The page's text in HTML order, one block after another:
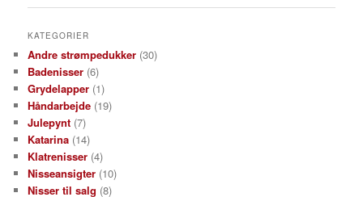
KATEGORIER
Andre strømpedukker (30)
Badenisser (6)
Grydelapper (1)
Håndarbejde (19)
Julepynt (7)
Katarina (14)
Klatrenisser (4)
Nisseansigter (10)
Nisser til salg (8)